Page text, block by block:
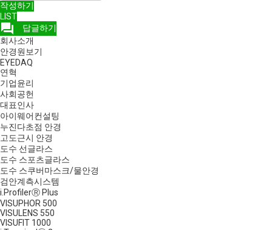
작성하기
LIST
question_answer
답글하기
회사소개
안경원보기
EYEDAQ
연혁
기업윤리
사회공헌
대표인사
아이웨어컨설팅
누진다초점 안경
고도근시 안경
도수 선글라스
도수 스포츠글라스
도수 스쿠버마스크/물안경
검안계측시스템
i.ProfilerⓇ Plus
VISUPHOR 500
VISULENS 550
VISUFIT 1000